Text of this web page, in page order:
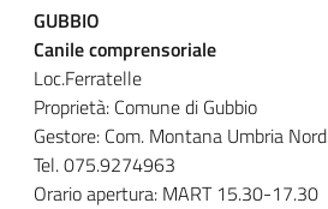
GUBBIO
Canile comprensoriale
Loc.Ferratelle
Proprietà: Comune di Gubbio
Gestore: Com. Montana Umbria Nord
Tel. 075.9274963
Orario apertura: MART 15.30-17.30